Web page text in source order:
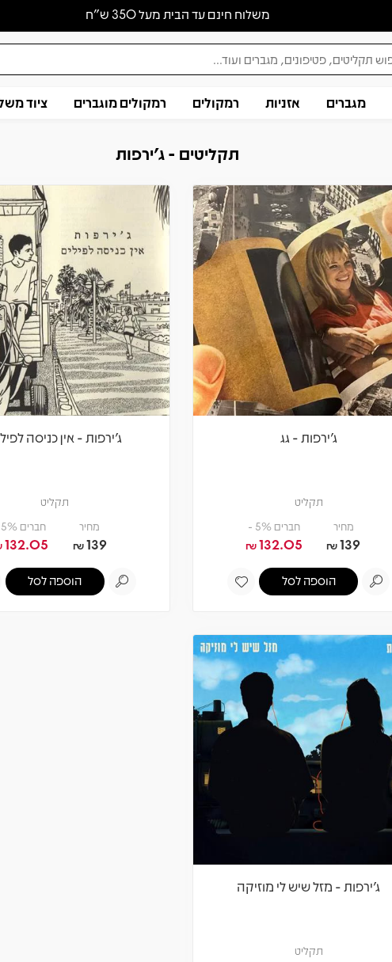
משלוח חינם עד הבית מעל 350 ש״ח
מגברים אזניות רמקולים רמקולים מוגברים ציוד
תקליטים - ג'ירפות
ג'ירפות - גג
תקליט
מחיר
139
₪
חברים 5% -
132.05
₪
הוספה לסל
ג'ירפות - אין כניסה
תקליט
מחיר
139
₪
חברים 5% -
132.05
הוספה לסל
ג'ירפות - מזל שיש לי מוזיקה
תקליט